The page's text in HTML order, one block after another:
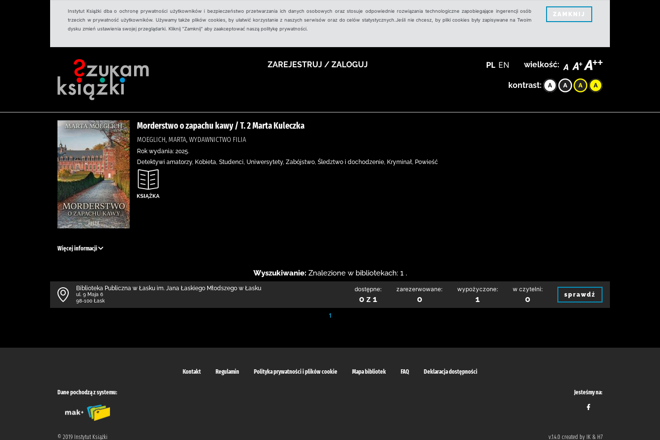
Instytut Książki dba o ochronę prywatności użytkowników i bezpieczeństwo przetwarzania ich danych osobowych oraz stosuje odpowiednie rozwiązania technologiczne zapobiegające ingerencji osób
trzecich w prywatność użytkowników. Używamy także plików cookies, by ułatwić korzystanie z naszych serwisów oraz do celów statystycznych.Jeśli nie chcesz, by pliki cookies były zapisywane na Twoim
dysku zmień ustawienia swojej przeglądarki. Kliknij "Zamknij" aby zaakceptować naszą politykę prywatności.
ZAMKNIJ
ZAREJESTRUJ / ZALOGUJ PL EN wielkość:
kontrast:
Morderstwo o zapachu kawy / T. 2 Marta Kuleczka
MOEGLICH, MARTA, WYDAWNICTWO FILIA
Rok wydania: 2025.
Detektywi amatorzy, Kobieta, Studenci, Uniwersytety, Zabójstwo, Śledztwo i dochodzenie, Kryminał, Powieść
Więcej informacji
Wyszukiwanie: Znalezione w bibliotekach: 1 .
Biblioteka Publiczna w Łasku im. Jana Łaskiego Młodszego w Łasku
ul. 9 Maja 6
98-100 Łask
dostępne:
0 z 1
zarezerwowane:
0
wypożyczone:
1
w czytelni:
0 sprawdź
1
Kontakt Regulamin Polityka prywatności i plików cookie Mapa bibliotek FAQ Deklaracja dostępności
Dane pochodzą z systemu: Jesteśmy na:
© 2019 Instytut Książki v.1.4.0 created by IK & H7